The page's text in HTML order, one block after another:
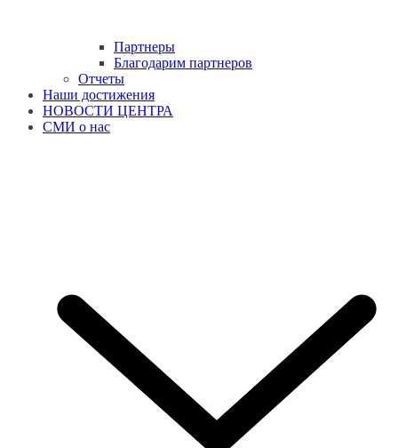
Партнеры
Благодарим партнеров
Отчеты
Наши достижения
НОВОСТИ ЦЕНТРА
СМИ о нас